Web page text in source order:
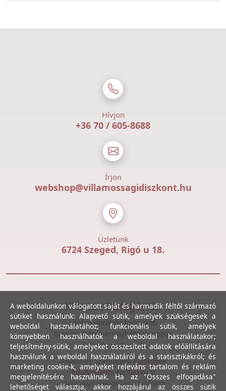
Hívjon
+36 70 / 605-8688
Írjon
webshop@villamossagidiszkont.hu
Üzletünk
6724 Szeged, Rigó u 18.
Kiemelt kategóriák
Utolsó darabos termékek
Gewiss szerelvényezhető dobozok
Csövek, csatornák
Általános Szerződési Feltételek
Adatvédelmi Nyilatkozat
Online vitarendezési platform
A weboldalunkon válogatott saját és harmadik féltől származó
sütiket használunk: Alapvető sütik, amelyek szükségesek a
weboldal használatához; funkcionális sütik, amelyek
könnyebben használhatók a weboldal használatakor;
teljesítmény-sütik, amelyeket összesített adatok előállítására
használunk a weboldal használatáról és a statisztikákról; és
marketing cookie-k, amelyeket releváns tartalom és reklám
megjelenítésére használnak. Ha az "Összes elfogadása"
lehetőséget választja, akkor hozzájárul az összes sütik